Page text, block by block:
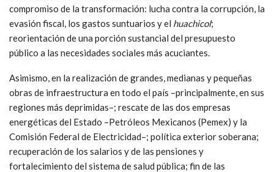
compromiso de la transformación: lucha contra la corrupción, la
evasión fiscal, los gastos suntuarios y el huachicol;
reorientación de una porción sustancial del presupuesto
público a las necesidades sociales más acuciantes.
Asimismo, en la realización de grandes, medianas y pequeñas
obras de infraestructura en todo el país –principalmente, en sus
regiones más deprimidas–; rescate de las dos empresas
energéticas del Estado –Petróleos Mexicanos (Pemex) y la
Comisión Federal de Electricidad–; política exterior soberana;
recuperación de los salarios y de las pensiones y
fortalecimiento del sistema de salud pública; fin de las